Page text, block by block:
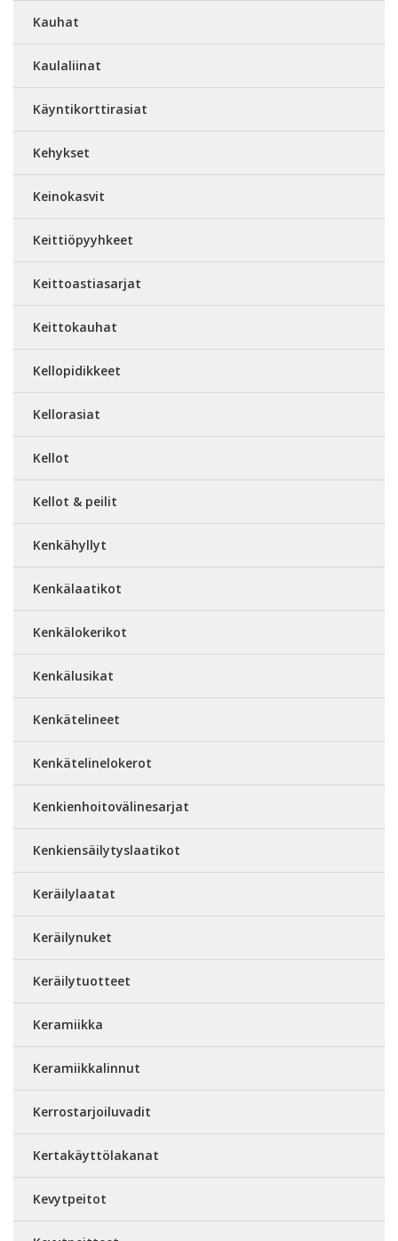
Kauhat
Kaulaliinat
Käyntikorttirasiat
Kehykset
Keinokasvit
Keittiöpyyhkeet
Keittoastiasarjat
Keittokauhat
Kellopidikkeet
Kellorasiat
Kellot
Kellot & peilit
Kenkähyllyt
Kenkälaatikot
Kenkälokerikot
Kenkälusikat
Kenkätelineet
Kenkätelinelokerot
Kenkienhoitovälinesarjat
Kenkiensäilytyslaatikot
Keräilylaatat
Keräilynuket
Keräilytuotteet
Keramiikka
Keramiikkalinnut
Kerrostarjoiluvadit
Kertakäyttölakanat
Kevytpeitot